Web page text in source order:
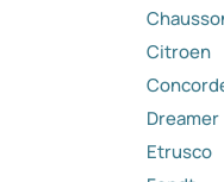
Citroen
Dreamer
Etrusco